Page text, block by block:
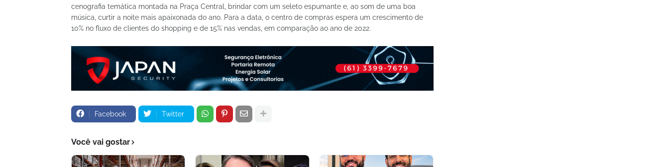
cenografia temática montada na Praça Central, brindar com um seleto espumante e, ao som de uma boa
música, curtir a noite mais apaixonada do ano. Para a data, o centro de compras espera um crescimento de
10% no fluxo de clientes do shopping e de 15% nas vendas, em comparação ao ano de 2022.
Facebook Twitter
Você vai gostar